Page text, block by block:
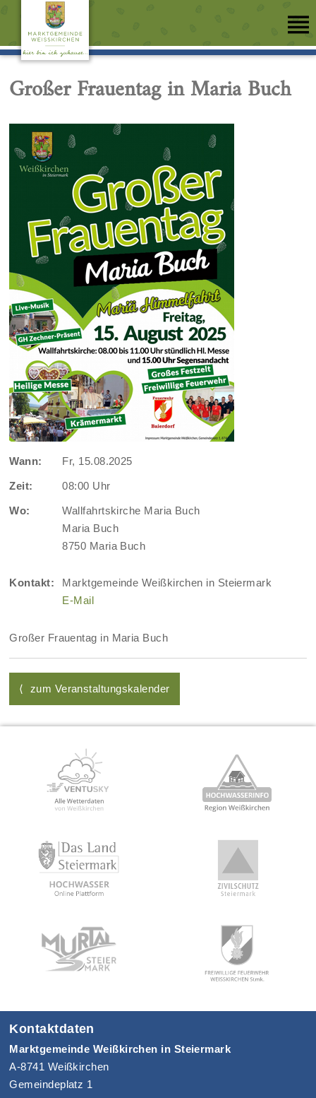
Großer Frauentag in Maria Buch
Wann: Fr, 15.08.2025
Zeit: 08:00 Uhr
Wo:
Wallfahrtskirche Maria Buch
Maria Buch
8750 Maria Buch
Kontakt:
Marktgemeinde Weißkirchen in Steiermark
E-Mail
Großer Frauentag in Maria Buch
⟨ zum Veranstaltungskalender
Kontaktdaten
Marktgemeinde Weißkirchen in Steiermark
A-8741 Weißkirchen
Gemeindeplatz 1